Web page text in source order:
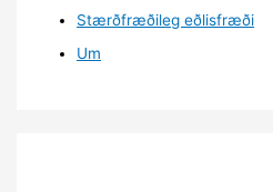
Stærðfræðileg eðlisfræði
Um